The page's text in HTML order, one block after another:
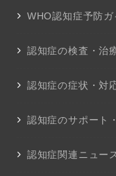
WHO認知症予防ガ
認知症の検査・治
認知症の症状・対
認知症のサポート
認知症関連ニュー